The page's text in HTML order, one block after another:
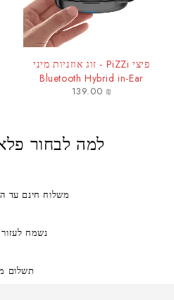
פיצי PiZZi - זוג אוזניות מיני
Bluetooth Hybrid in-Ear
HeadPhones איכותיות עם בית
139.00 ₪
למה לבחור
משלוח חינם עד
נשמח
תשלום